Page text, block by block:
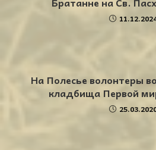
На Полесье волонтеры
кладбища Первой